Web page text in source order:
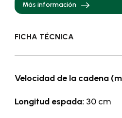
Más información
FICHA TÉCNICA
Velocidad de la cadena
Longitud espada: 30 cm